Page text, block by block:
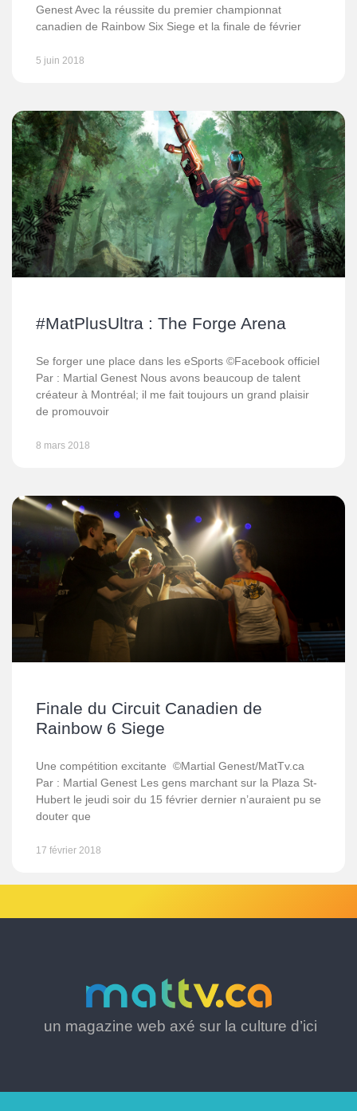
Genest Avec la réussite du premier championnat
canadien de Rainbow Six Siege et la finale de février
5 juin 2018
#MatPlusUltra : The Forge Arena
Se forger une place dans les eSports ©Facebook officiel
Par : Martial Genest Nous avons beaucoup de talent
créateur à Montréal; il me fait toujours un grand plaisir
de promouvoir
8 mars 2018
Finale du Circuit Canadien de
Rainbow 6 Siege
Une compétition excitante ©Martial Genest/MatTv.ca
Par : Martial Genest Les gens marchant sur la Plaza St-
Hubert le jeudi soir du 15 février dernier n’auraient pu se
douter que
17 février 2018
un magazine web axé sur la culture d’ici